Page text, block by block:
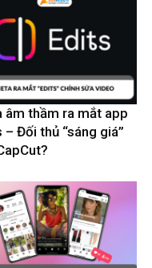
âm thầm ra mắt app
– Đối thủ “sáng giá”